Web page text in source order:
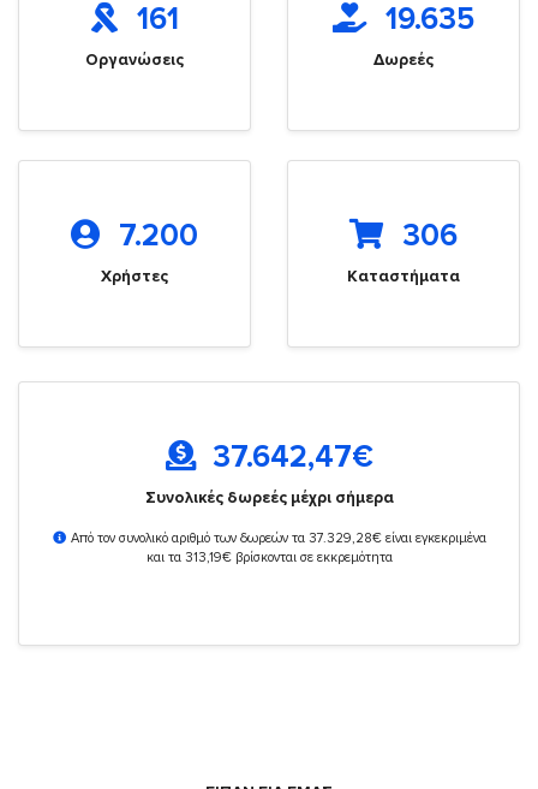
161
Οργανώσεις
19.635
Δωρεές
7.200
Χρήστες
306
Καταστήματα
37.642,47€
Συνολικές δωρεές μέχρι σήμερα
Από τον συνολικό αριθμό των δωρεών τα 37.329,28€ είναι εγκεκριμένα
και τα 313,19€ βρίσκονται σε εκκρεμότητα